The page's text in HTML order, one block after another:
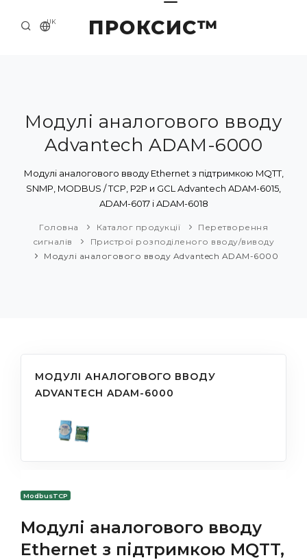
ПРОКСИС™
UK
ПРО НАС
ПРИКЛАДИ ТА РІШЕННЯ
КАТАЛОГ ПРОДУКЦІЇ
Модулі аналогового вводу
Advantech ADAM-6000
Модулі аналогового вводу Ethernet з підтримкою MQTT,
SNMP, MODBUS / TCP, P2P и GCL Advantech ADAM-6015,
ADAM-6017 і ADAM-6018
Головна Каталог продукції
Перетворення
сигналів
Пристрої розподіленого вводу/виводу
Модулі аналогового вводу Advantech ADAM-6000
МОДУЛІ АНАЛОГОВОГО ВВОДУ
ADVANTECH ADAM-6000
ModbusTCP
Модулі аналогового вводу
Ethernet з підтримкою MQTT,